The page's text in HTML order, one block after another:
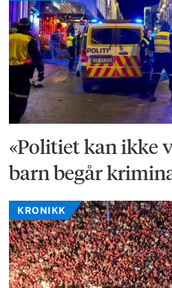
«Politiet kan ikke
barn begår
KRONIKK